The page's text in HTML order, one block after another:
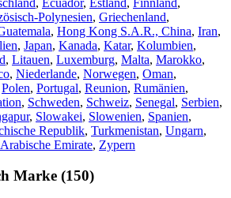
Polynesien, Griechenland,
, Hong Kong S.A.R., China, Iran,
, Japan, Kanada, Katar, Kolumbien,
, Litauen, Luxemburg, Malta, Marokko,
, Niederlande, Norwegen, Oman,
Polen, Portugal, Reunion, Rumänien,
, Schweden, Schweiz, Senegal, Serbien,
, Slowakei, Slowenien, Spanien,
Republik, Turkmenistan, Ungarn,
Emirate, Zypern
Marke (150)